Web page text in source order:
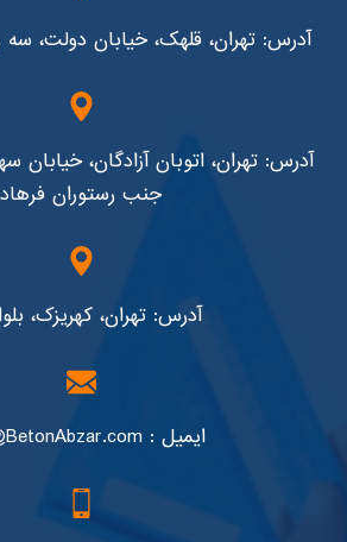
آدرس: تهران، قلهک، خیابان دولت، سه
آدرس: تهران، اتوبان آزادگان، خیابان
جنب رستوران فرهاد
آدرس: تهران، کهریزک،
ایمیل : Info@BetonAbzar.com